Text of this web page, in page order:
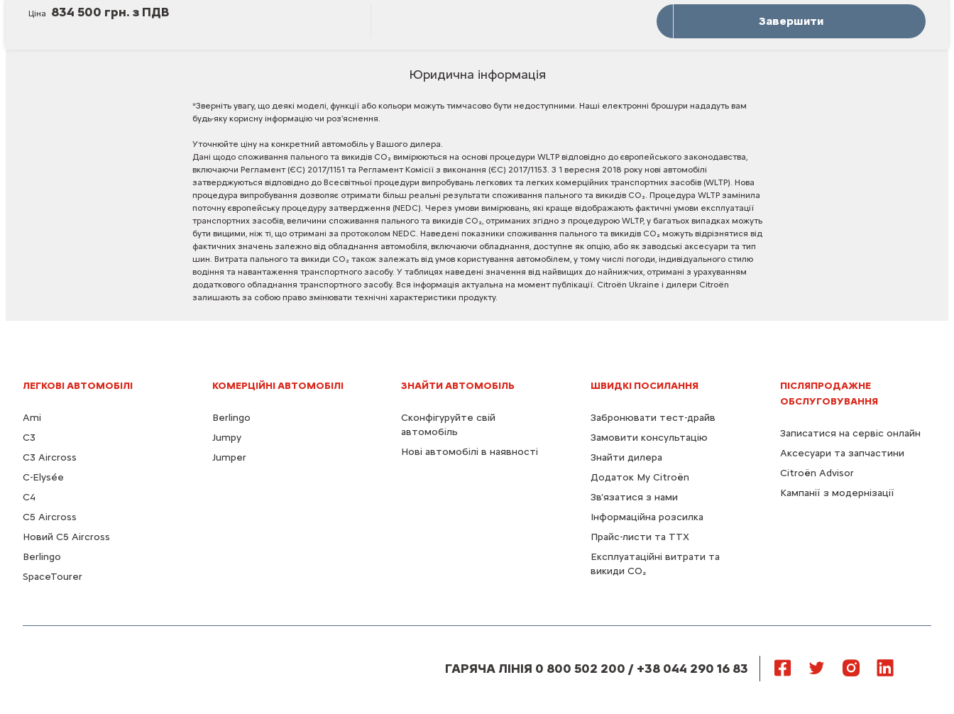
металік
23 180 грн. з
ПДВ
ПДВ
Urban GREY
Включено в ціну
Дах в колір кузова
Дах чорного кольору
Ціна 834 500 грн. з ПДВ
Завершити
Юридична інформація
*Зверніть увагу, що деякі моделі, функції або кольори можуть тимчасово бути недоступними. Наші електронні брошури нададуть вам
будь-яку корисну інформацію чи роз'яснення.
Уточнюйте ціну на конкретний автомобіль у Вашого дилера.
Дані щодо споживання пального та викидів CO₂ вимірюються на основі процедури WLTP відповідно до європейського законодавства,
включаючи Регламент (ЄС) 2017/1151 та Регламент Комісії з виконання (ЄС) 2017/1153. З 1 вересня 2018 року нові автомобілі
затверджуються відповідно до Всесвітньої процедури випробувань легкових та легких комерційних транспортних засобів (WLTP). Нова
процедура випробування дозволяє отримати більш реальні результати споживання пального та викидів CO₂. Процедура WLTP замінила
поточну європейську процедуру затвердження (NEDC). Через умови вимірювань, які краще відображають фактичні умови експлуатації
транспортних засобів, величини споживання пального та викидів CO₂, отриманих згідно з процедурою WLTP, у багатьох випадках можуть
бути вищими, ніж ті, що отримані за протоколом NEDC. Наведені показники споживання пального та викидів CO₂ можуть відрізнятися від
фактичних значень залежно від обладнання автомобіля, включаючи обладнання, доступне як опцію, або як заводські аксесуари та тип
шин. Витрата пального та викиди CO₂ також залежать від умов користування автомобілем, у тому числі погоди, індивідуального стилю
водіння та навантаження транспортного засобу. У таблицях наведені значення від найвищих до найнижчих, отримані з урахуванням
додаткового обладнання транспортного засобу. Вся інформація актуальна на момент публікації. Citroën Ukraine і дилери Citroën
залишають за собою право змінювати технічні характеристики продукту.
ЛЕГКОВІ АВТОМОБІЛІ
Ami
C3
C3 Aircross
C-Elysée
С4
С5 Aircross
Новий С5 Aircross
Berlingo
SpaceTourer
КОМЕРЦІЙНІ АВТОМОБІЛІ
Berlingo
Jumpy
Jumper
ЗНАЙТИ АВТОМОБІЛЬ
Сконфігуруйте свій
автомобіль
Нові автомобілі в наявності
ШВИДКІ ПОСИЛАННЯ
Забронювати тест-драйв
Замовити консультацію
Знайти дилера
Додаток My Citroën
Зв'язатися з нами
Інформаційна розсилка
Прайс-листи та ТТХ
Експлуатаційні витрати та
викиди CO₂
ПІСЛЯПРОДАЖНЕ
ОБСЛУГОВУВАННЯ
Записатися на сервіс онлайн
Аксесуари та запчастини
Citroën Advisor
Кампанії з модернізації
ГАРЯЧА ЛІНІЯ 0 800 502 200 / +38 044 290 16 83